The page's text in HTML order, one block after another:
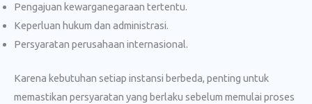
Pengajuan kewarganegaraan tertentu.
Keperluan hukum dan administrasi.
Persyaratan perusahaan internasional.
Karena kebutuhan setiap instansi berbeda, penting untuk
memastikan persyaratan yang berlaku sebelum memulai proses